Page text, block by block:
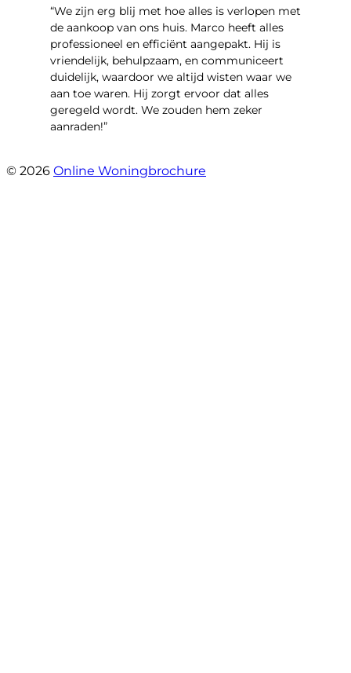
“We zijn erg blij met hoe alles is verlopen met
de aankoop van ons huis. Marco heeft alles
professioneel en efficiënt aangepakt. Hij is
vriendelijk, behulpzaam, en communiceert
duidelijk, waardoor we altijd wisten waar we
aan toe waren. Hij zorgt ervoor dat alles
geregeld wordt. We zouden hem zeker
aanraden!”
© 2026 Online Woningbrochure